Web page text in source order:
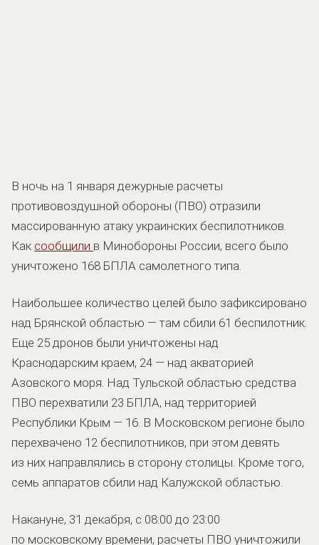
В ночь на 1 января дежурные расчеты
противовоздушной обороны (ПВО) отразили
массированную атаку украинских беспилотников.
Как сообщили в Минобороны России, всего было
уничтожено 168 БПЛА самолетного типа.
Наибольшее количество целей было зафиксировано
над Брянской областью — там сбили 61 беспилотник.
Еще 25 дронов были уничтожены над
Краснодарским краем, 24 — над акваторией
Азовского моря. Над Тульской областью средства
ПВО перехватили 23 БПЛА, над территорией
Республики Крым — 16. В Московском регионе было
перехвачено 12 беспилотников, при этом девять
из них направлялись в сторону столицы. Кроме того,
семь аппаратов сбили над Калужской областью.
Накануне, 31 декабря, с 08:00 до 23:00
по московскому времени, расчеты ПВО уничтожили